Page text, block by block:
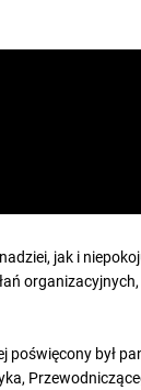
jak i
był